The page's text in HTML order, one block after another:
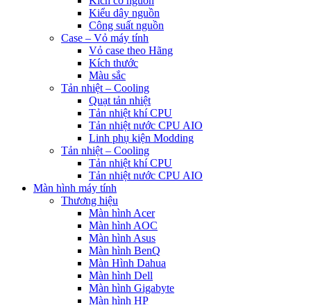
Kiểu dây nguồn
Công suất nguồn
Case – Vỏ máy tính
Vỏ case theo Hãng
Kích thước
Màu sắc
Tản nhiệt – Cooling
Quạt tản nhiệt
Tản nhiệt khí CPU
Tản nhiệt nước CPU AIO
Linh phụ kiện Modding
Tản nhiệt – Cooling
Tản nhiệt khí CPU
Tản nhiệt nước CPU AIO
Màn hình máy tính
Thương hiệu
Màn hình Acer
Màn hình AOC
Màn hình Asus
Màn hình BenQ
Màn Hình Dahua
Màn hình Dell
Màn hình Gigabyte
Màn hình HP